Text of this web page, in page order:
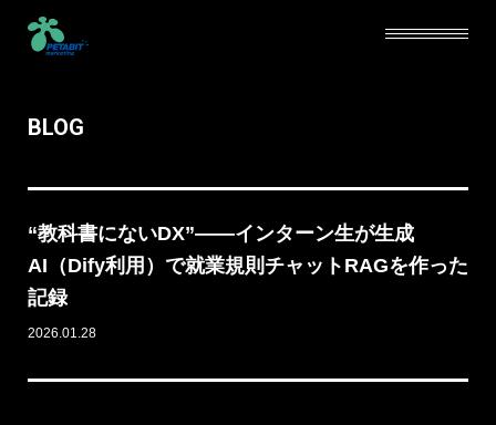
BLOG
“教科書にないDX”——インターン生が生成
AI（Dify利用）で就業規則チャットRAGを作った
記録
2026.01.28
ABOUT
CAREERS
NEWS
BLOG